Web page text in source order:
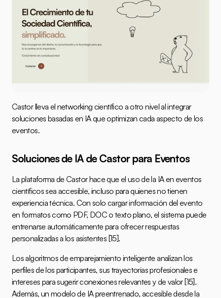
Castor lleva el networking científico a otro nivel al integrar
soluciones basadas en IA que optimizan cada aspecto de los
eventos.
Soluciones de IA de Castor para Eventos
La plataforma de Castor hace que el uso de la IA en eventos
científicos sea accesible, incluso para quienes no tienen
experiencia técnica. Con solo cargar información del evento
en formatos como PDF, DOC o texto plano, el sistema puede
entrenarse automáticamente para ofrecer respuestas
personalizadas a los asistentes [15].
Los algoritmos de emparejamiento inteligente analizan los
perfiles de los participantes, sus trayectorias profesionales e
intereses para sugerir conexiones relevantes y de valor [15].
Además, un modelo de IA preentrenado, accesible desde la